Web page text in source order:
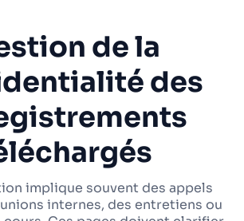
de la
des
implique souvent des appels
internes, des entretiens ou